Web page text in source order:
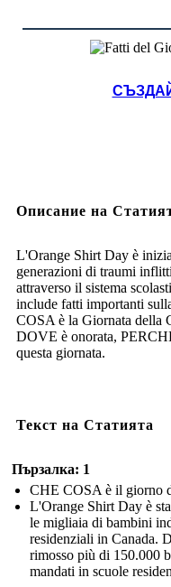
Описание на
L'Orange Shirt Day è
generazioni di traumi
attraverso il sistema
include fatti importanti
COSA è la Giornata
DOVE è onorata,
questa giornata.
Текст на Статията
Пързалка: 1
CHE COSA è il giorno
L'Orange Shirt Day è
le migliaia di bambini
residenziali in Canada.
rimosso più di 150.000
mandati in scuole